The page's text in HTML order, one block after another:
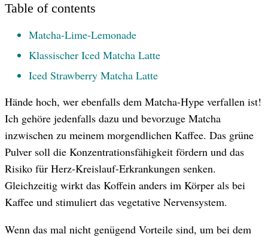
© Adobe Stock
Table of contents
Matcha-Lime-Lemonade
Klassischer Iced Matcha Latte
Iced Strawberry Matcha Latte
Hände hoch, wer ebenfalls dem Matcha-Hype verfallen ist!
Ich gehöre jedenfalls dazu und bevorzuge Matcha
inzwischen zu meinem morgendlichen Kaffee. Das grüne
Pulver soll die Konzentrationsfähigkeit fördern und das
Risiko für Herz-Kreislauf-Erkrankungen senken.
Gleichzeitig wirkt das Koffein anders im Körper als bei
Kaffee und stimuliert das vegetative Nervensystem.
Wenn das mal nicht genügend Vorteile sind, um bei dem